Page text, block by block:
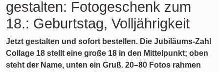
gestalten: Fotogeschenk zum
18.: Geburtstag, Volljährigkeit
Jetzt gestalten und sofort bestellen. Die Jubiläums-Zahl
Collage 18 stellt eine große 18 in den Mittelpunkt; oben
steht der Name, unten ein Gruß. 20–80 Fotos rahmen